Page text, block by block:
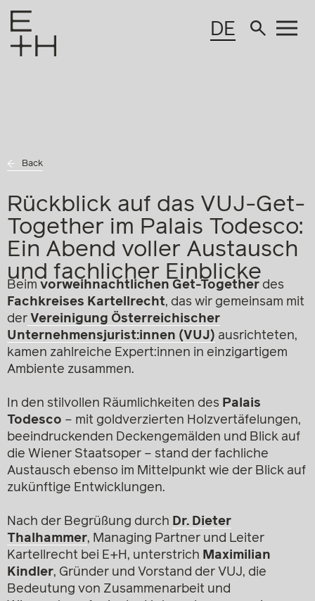
DE
Back
Rückblick auf das VUJ-Get-
Together im Palais Todesco:
Ein Abend voller Austausch
und fachlicher Einblicke
Beim vorweihnachtlichen Get-Together des
Fachkreises Kartellrecht, das wir gemeinsam mit
der Vereinigung Österreichischer
Unternehmensjurist:innen (VUJ) ausrichteten,
kamen zahlreiche Expert:innen in einzigartigem
Ambiente zusammen.
In den stilvollen Räumlichkeiten des Palais
Todesco – mit goldverzierten Holzvertäfelungen,
beeindruckenden Deckengemälden und Blick auf
die Wiener Staatsoper – stand der fachliche
Austausch ebenso im Mittelpunkt wie der Blick auf
zukünftige Entwicklungen.
Nach der Begrüßung durch Dr. Dieter
Thalhammer, Managing Partner und Leiter
Kartellrecht bei E+H, unterstrich Maximilian
Kindler, Gründer und Vorstand der VUJ, die
Bedeutung von Zusammenarbeit und